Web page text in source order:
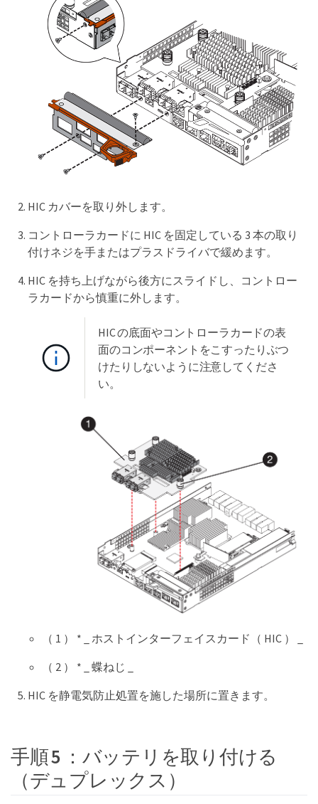
HIC カバーを取り外します。
コントローラカードに HIC を固定している 3 本の取り
付けネジを手またはプラスドライバで緩めます。
HIC を持ち上げながら後方にスライドし、コントロー
ラカードから慎重に外します。
HIC の底面やコントローラカードの表
面のコンポーネントをこすったりぶつ
けたりしないように注意してくださ
い。
（ 1 ） * _ ホストインターフェイスカード（ HIC ） _
（ 2 ） * _ 蝶ねじ _
HIC を静電気防止処置を施した場所に置きます。
手順 5 ：バッテリを取り付ける
（デュプレックス）